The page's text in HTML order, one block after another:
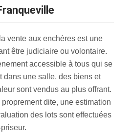
vente aux enchères est une
être judiciaire ou volontaire.
accessible à tous qui se
dans une salle, des biens et
sont vendus au plus offrant.
dite, une estimation
des lots sont effectuées